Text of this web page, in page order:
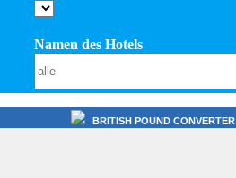
Namen des Hotels
BRITISH POUND CONVERTER